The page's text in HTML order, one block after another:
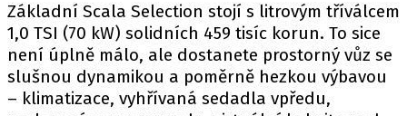
Provozovatelem serveru autoroad.cz je
INCORP MEDIA GROUP s.r.o., IČ: 118 23 054
Základní Scala Selection stojí s litrovým tříválcem
1,0 TSI (70 kW) solidních 459 tisíc korun. To sice
není úplně málo, ale dostanete prostorný vůz se
slušnou dynamikou a poměrně hezkou výbavou
– klimatizace, vyhřívaná sedadla vpředu,